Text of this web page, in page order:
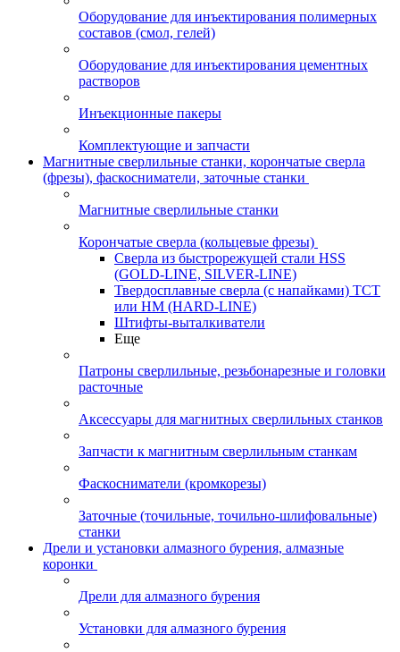
Оборудование для инъектирования полимерных
составов (смол, гелей)
Оборудование для инъектирования цементных
растворов
Инъекционные пакеры
Комплектующие и запчасти
Магнитные сверлильные станки, корончатые сверла
(фрезы), фаскосниматели, заточные станки
Магнитные сверлильные станки
Корончатые сверла (кольцевые фрезы)
Сверла из быстрорежущей стали HSS
(GOLD-LINE, SILVER-LINE)
Твердосплавные сверла (с напайками) ТСТ
или HM (HARD-LINE)
Штифты-выталкиватели
Еще
Патроны сверлильные, резьбонарезные и головки
расточные
Аксессуары для магнитных сверлильных станков
Запчасти к магнитным сверлильным станкам
Фаскосниматели (кромкорезы)
Заточные (точильные, точильно-шлифовальные)
станки
Дрели и установки алмазного бурения, алмазные
коронки
Дрели для алмазного бурения
Установки для алмазного бурения